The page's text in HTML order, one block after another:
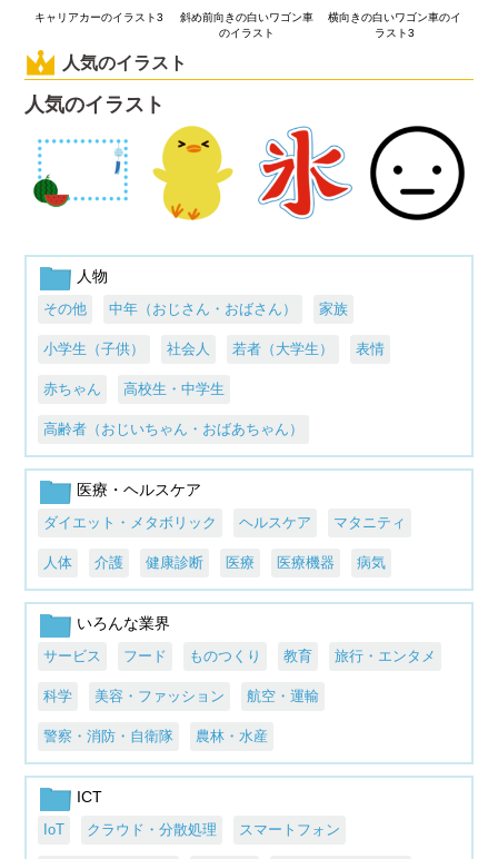
キャリアカーのイラスト3
斜め前向きの白いワゴン車
のイラスト
横向きの白いワゴン車のイ
ラスト3
人気のイラスト
人気のイラスト
人物
その他 中年（おじさん・おばさん） 家族
小学生（子供） 社会人 若者（大学生） 表情
赤ちゃん 高校生・中学生
高齢者（おじいちゃん・おばあちゃん）
医療・ヘルスケア
ダイエット・メタボリック ヘルスケア マタニティ
人体 介護 健康診断 医療 医療機器 病気
いろんな業界
サービス フード ものつくり 教育 旅行・エンタメ
科学 美容・ファッション 航空・運輸
警察・消防・自衛隊 農林・水産
ICT
IoT クラウド・分散処理 スマートフォン